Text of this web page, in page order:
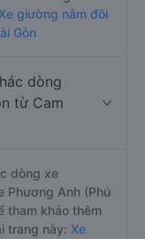
Xe giường nằm đôi
Gòn
dòng
từ Cam
dòng xe
Phương Anh (Phú
tham khảo thêm
trang này: Xe